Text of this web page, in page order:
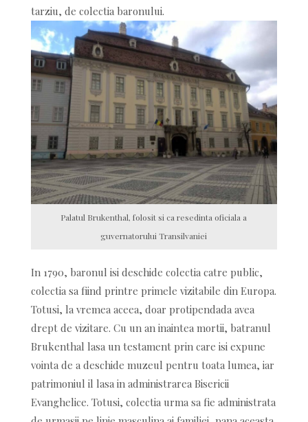
tarziu, de colectia baronului.
Palatul Brukenthal, folosit si ca resedinta oficiala a
guvernatorului Transilvaniei
In 1790, baronul isi deschide colectia catre public,
colectia sa fiind printre primele vizitabile din Europa.
Totusi, la vremea aceea, doar protipendada avea
drept de vizitare. Cu un an inaintea mortii, batranul
Brukenthal lasa un testament prin care isi expune
vointa de a deschide muzeul pentru toata lumea, iar
patrimoniul il lasa in administrarea Bisericii
Evanghelice. Totusi, colectia urma sa fie administrata